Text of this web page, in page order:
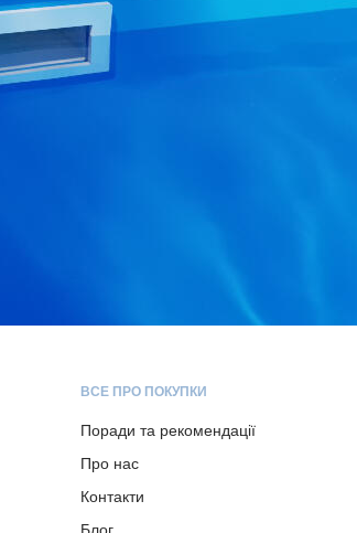
ВСЕ ПРО ПОКУПКИ
Поради та рекомендації
Про нас
Контакти